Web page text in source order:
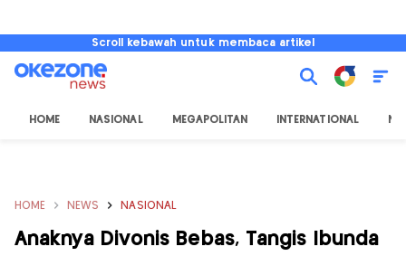
Scroll kebawah untuk membaca artikel
HOME NASIONAL MEGAPOLITAN INTERNATIONAL
HOME NEWS NASIONAL
Anaknya Divonis Bebas, Tangis Ibunda